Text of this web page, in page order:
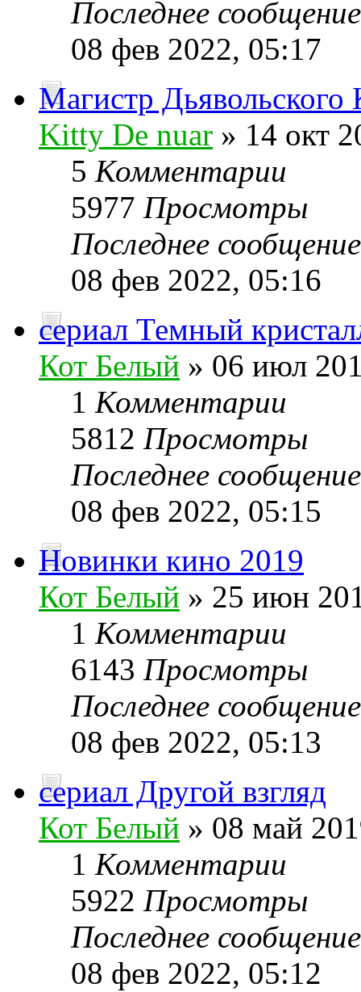
Последнее
08 фев 2022, 05:17
Магистр Дьявольского
Kitty De nuar » 14 окт
5 Комментарии
5977 Просмотры
Последнее
08 фев 2022, 05:16
сериал Темный
Кот Белый » 06 июл
1 Комментарии
5812 Просмотры
Последнее
08 фев 2022, 05:15
Новинки кино 2019
Кот Белый » 25 июн
1 Комментарии
6143 Просмотры
Последнее
08 фев 2022, 05:13
сериал Другой взгляд
Кот Белый » 08 май
1 Комментарии
5922 Просмотры
Последнее
08 фев 2022, 05:12